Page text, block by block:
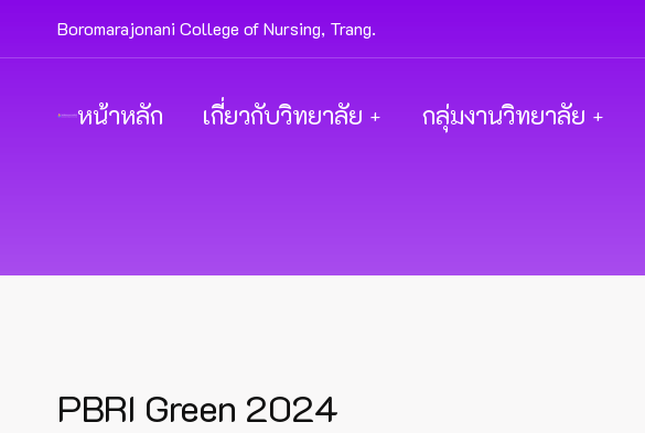
Boromarajonani College of Nursing, Trang.
หน้าหลัก เกี่ยวกับวิทยาลัย กลุ่มงานวิทยาลัย
PBRI Green 2024